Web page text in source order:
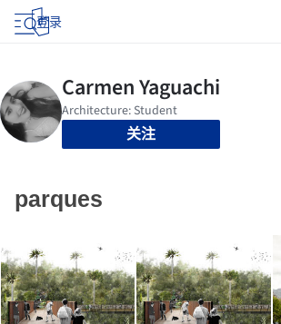
登录
关注
parques